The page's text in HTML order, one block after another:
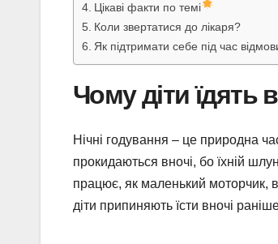
Цікаві факти по темі
Коли звертатися до лікаря?
Як підтримати себе під час
Чому діти їдять
Нічні годування – це природна
прокидаються вночі, бо їхній
працює, як маленький моторчик,
діти припиняють їсти вночі